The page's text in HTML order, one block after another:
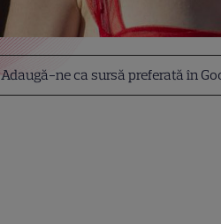
Adaugă-ne ca sursă preferată în